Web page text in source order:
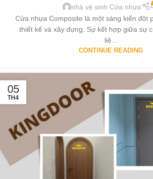
nhà vệ sinh Cửa nhựa
Cửa nhựa Composite là một sáng kiến đột
thiết kế và xây dựng. Sự kết hợp giữa sự
liệ...
CONTINUE READING
05
TH4